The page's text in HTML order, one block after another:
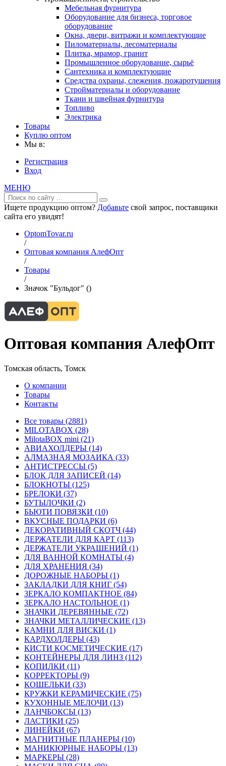
Мебельная фурнитура
Оборудование для бизнеса, торговое
оборудование
Окна, двери, витражи и комплектующие
Пиломатериалы, лесоматериалы
Плитка, мрамор, гранит
Промышленное оборудование, сырьё
Сантехника и комплектующие
Средства охраны, слежения, пожаротушения
Стройматериалы и оборудование
Ткани и швейная фурнитура
Топливо
Электрика
Товары
Куплю оптом
Мы в:
Регистрация
Вход
МЕНЮ
Ищете продукцию оптом? Добавьте свой запрос, поставщики
сайта его увидят!
OptomTovar.ru
/
Оптовая компания АлефОпт
/
Товары
/
Значок "Бульдог" ()
Оптовая компания АлефОпт
Томская область, Томск
О компании
Товары
Контакты
Все товары (2881)
MILOTABOX (28)
MilotaBOX mini (21)
АВИАХОЛДЕРЫ (14)
АЛМАЗНАЯ МОЗАИКА (33)
АНТИСТРЕССЫ (5)
БЛОК ДЛЯ ЗАПИСЕЙ (14)
БЛОКНОТЫ (125)
БРЕЛОКИ (37)
БУТЫЛОЧКИ (2)
БЬЮТИ ПОВЯЗКИ (10)
ВКУСНЫЕ ПОДАРКИ (6)
ДЕКОРАТИВНЫЙ СКОТЧ (44)
ДЕРЖАТЕЛИ ДЛЯ КАРТ (113)
ДЕРЖАТЕЛИ УКРАШЕНИЙ (1)
ДЛЯ ВАННОЙ КОМНАТЫ (4)
ДЛЯ ХРАНЕНИЯ (34)
ДОРОЖНЫЕ НАБОРЫ (1)
ЗАКЛАДКИ ДЛЯ КНИГ (54)
ЗЕРКАЛО КОМПАКТНОЕ (84)
ЗЕРКАЛО НАСТОЛЬНОЕ (1)
ЗНАЧКИ ДЕРЕВЯННЫЕ (72)
ЗНАЧКИ МЕТАЛЛИЧЕСКИЕ (13)
КАМНИ ДЛЯ ВИСКИ (1)
КАРДХОЛДЕРЫ (43)
КИСТИ КОСМЕТИЧЕСКИЕ (17)
КОНТЕЙНЕРЫ ДЛЯ ЛИНЗ (112)
КОПИЛКИ (11)
КОРРЕКТОРЫ (9)
КОШЕЛЬКИ (33)
КРУЖКИ КЕРАМИЧЕСКИЕ (75)
КУХОННЫЕ МЕЛОЧИ (13)
ЛАНЧБОКСЫ (13)
ЛАСТИКИ (25)
ЛИНЕЙКИ (67)
МАГНИТНЫЕ ПЛАНЕРЫ (10)
МАНИКЮРНЫЕ НАБОРЫ (13)
МАРКЕРЫ (28)